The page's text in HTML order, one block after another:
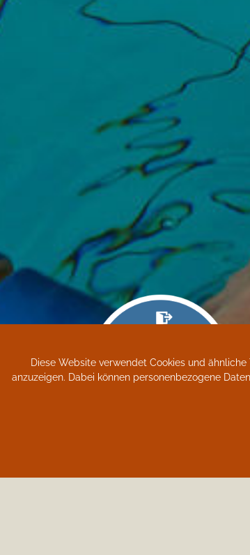
Diese Website verwendet Cookies und
anzuzeigen. Dabei können personenbezogene